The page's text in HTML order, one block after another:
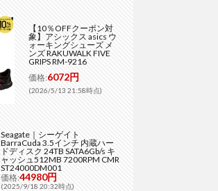
【10％OFFクーポン対
象】アシックス asics ウ
ォーキングシューズ メ
ンズ RAKUWALK FIVE
GRIPS RM-9216
価格:6072円
(2026/5/13 21:58時点)
Seagate｜シーゲイト
BarraCuda 3.5インチ 内蔵ハー
ドディスク 24TB SATA6Gb/s キ
ャッシュ512MB 7200RPM CMR
ST24000DM001
価格:44980円
(2025/9/18 20:32時点)